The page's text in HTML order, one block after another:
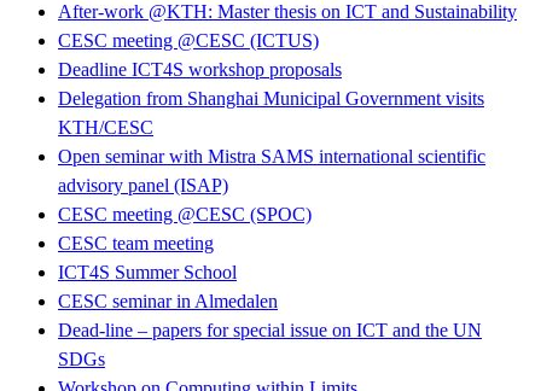
After-work @KTH: Master thesis on ICT and Sustainability
CESC meeting @CESC (ICTUS)
Deadline ICT4S workshop proposals
Delegation from Shanghai Municipal Government visits
KTH/CESC
Open seminar with Mistra SAMS international scientific
advisory panel (ISAP)
CESC meeting @CESC (SPOC)
CESC team meeting
ICT4S Summer School
CESC seminar in Almedalen
Dead-line – papers for special issue on ICT and the UN
SDGs